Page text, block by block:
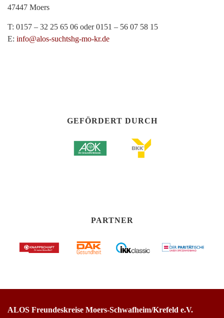
47447 Moers
T: 0157 – 32 25 65 06 oder 0151 – 56 07 58 15
E: info@alos-suchtshg-mo-kr.de
GEFÖRDERT DURCH
PARTNER
ALOS Freundeskreise Moers-Schwafheim/Krefeld e.V.